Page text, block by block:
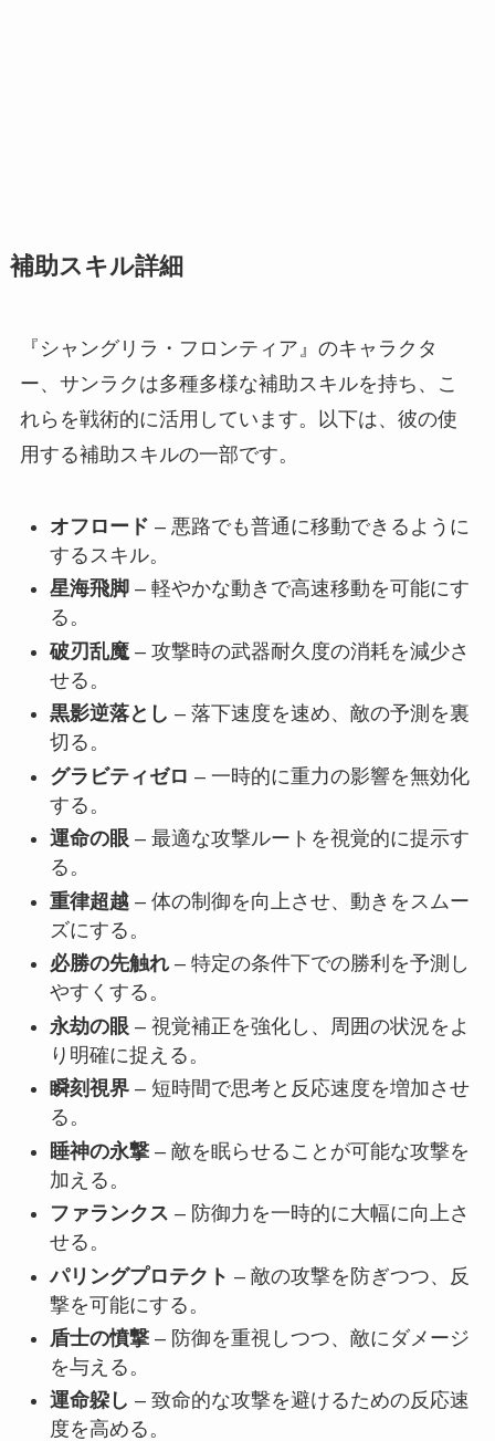
補助スキル詳細
『シャングリラ・フロンティア』のキャラクタ
ー、サンラクは多種多様な補助スキルを持ち、こ
れらを戦術的に活用しています。以下は、彼の使
用する補助スキルの一部です。
オフロード – 悪路でも普通に移動できるように
するスキル。
星海飛脚– 軽やかな動きで高速移動を可能にす
る。
破刃乱魔– 攻撃時の武器耐久度の消耗を減少さ
せる。
黒影逆落とし – 落下速度を速め、敵の予測を裏
切る。
グラビティゼロ – 一時的に重力の影響を無効化
する。
運命の眼 – 最適な攻撃ルートを視覚的に提示す
る。
重律超越– 体の制御を向上させ、動きをスムー
ズにする。
必勝の先触れ– 特定の条件下での勝利を予測し
やすくする。
永劫の眼 – 視覚補正を強化し、周囲の状況をよ
り明確に捉える。
瞬刻視界– 短時間で思考と反応速度を増加させ
る。
睡神の永撃– 敵を眠らせることが可能な攻撃を
加える。
ファランクス – 防御力を一時的に大幅に向上さ
せる。
パリングプロテクト – 敵の攻撃を防ぎつつ、反
撃を可能にする。
盾士の憤撃– 防御を重視しつつ、敵にダメージ
を与える。
運命躱し – 致命的な攻撃を避けるための反応速
度を高める。